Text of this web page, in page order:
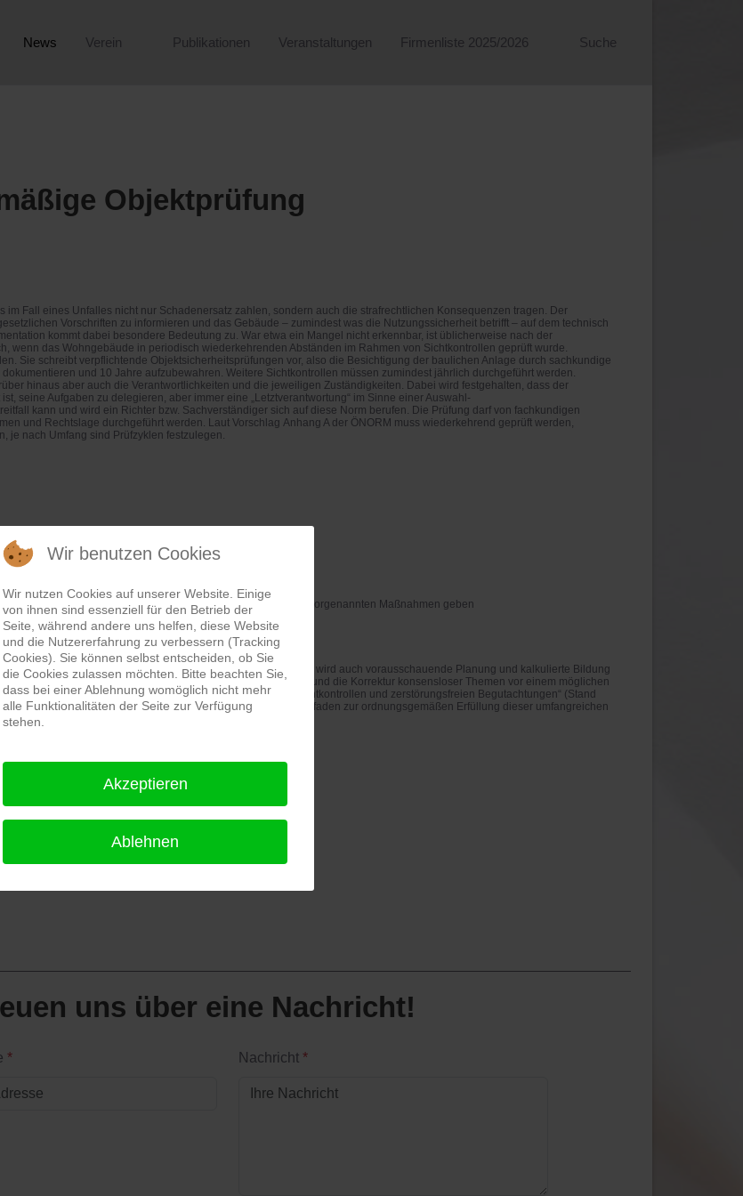
News Verein Publikationen Veranstaltungen Firmenliste 2025/2026 Suche
Objektprüfung
im Fall eines Unfalles nicht nur Schadenersatz zahlen, sondern auch die strafrechtlichen Konsequenzen tragen. Der
Vorschriften zu informieren und das Gebäude – zumindest was die Nutzungssicherheit betrifft – auf dem technisch
kommt dabei besondere Bedeutung zu. War etwa ein Mangel nicht erkennbar, ist üblicherweise nach der
wenn das Wohngebäude in periodisch wiederkehrenden Abständen im Rahmen von Sichtkontrollen geprüft wurde.
Sie schreibt verpflichtende Objektsicherheitsprüfungen vor, also die Besichtigung der baulichen Anlage durch sachkundige
und 10 Jahre aufzubewahren. Weitere Sichtkontrollen müssen zumindest jährlich durchgeführt werden.
hinaus aber auch die Verantwortlichkeiten und die jeweiligen Zuständigkeiten. Dabei wird festgehalten, dass der
seine Aufgaben zu delegieren, aber immer eine „Letztverantwortung“ im Sinne einer Auswahl-
kann und wird ein Richter bzw. Sachverständiger sich auf diese Norm berufen. Die Prüfung darf von fachkundigen
und Rechtslage durchgeführt werden. Laut Vorschlag Anhang A der ÖNORM muss wiederkehrend geprüft werden,
je nach Umfang sind Prüfzyklen festzulegen.
Gefahren
zu entsprechenden Aktualisierungen und Anpassungen der vorgenannten Maßnahmen geben
sich Schäden schnell erkennen und vermeiden. Dadurch wird auch vorausschauende Planung und kalkulierte Bildung
eine umfangreiche Zustandsanalyse für Eigentümer und die Korrektur konsensloser Themen vor einem möglichen
– Regelmäßige Prüfroutinen imRahmen von Sichtkontrollen und zerstörungsfreien Begutachtungen“ (Stand
Verwaltungen einen praxisorientiertenund strukturierten Leitfaden zur ordnungsgemäßen Erfüllung dieser umfangreichen
MSc
www.wiltschko.cc
uns über eine Nachricht!
* Nachricht *
Wir benutzen Cookies
Wir nutzen Cookies auf unserer Website. Einige
von ihnen sind essenziell für den Betrieb der
Seite, während andere uns helfen, diese Website
und die Nutzererfahrung zu verbessern (Tracking
Cookies). Sie können selbst entscheiden, ob Sie
die Cookies zulassen möchten. Bitte beachten Sie,
dass bei einer Ablehnung womöglich nicht mehr
alle Funktionalitäten der Seite zur Verfügung
stehen.
Akzeptieren
Ablehnen